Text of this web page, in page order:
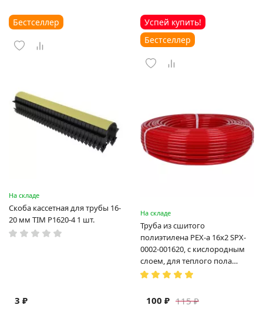
Бестселлер
На складе
Скоба кассетная для трубы 16-
20 мм TIM P1620-4 1 шт.
3 ₽
Успей купить!
Бестселлер
На складе
Труба из сшитого
полиэтилена PEX-a 16х2 SPX-
0002-001620, с кислородным
слоем, для теплого пола
(Испания)
115 ₽
100 ₽